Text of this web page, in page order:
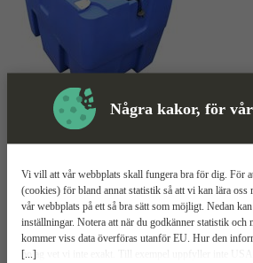
Några kakor, för
[...]
Vi vill att vår webbplats skall fungera bra för dig. För
(cookies) för bland annat statistik så att vi kan lära
vår webbplats på ett så bra sätt som möjligt. Nedan
inställningar. Notera att när du godkänner statistik och
kommer viss data överföras utanför EU. Hur den
bolag vet vi inte exakt. Till exempel uppfyller inte
Skyddsutrustning
Adam Pumps Tech
220l kapacitet